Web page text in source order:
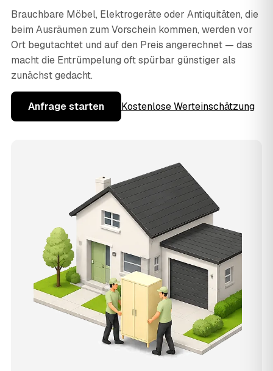
Brauchbare Möbel, Elektrogeräte oder Antiquitäten, die
beim Ausräumen zum Vorschein kommen, werden vor
Ort begutachtet und auf den Preis angerechnet — das
macht die Entrümpelung oft spürbar günstiger als
zunächst gedacht.
Anfrage starten Kostenlose Werteinschätzung